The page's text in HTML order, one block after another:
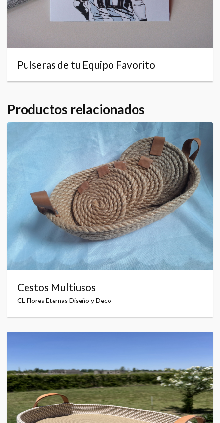
Pulseras de tu Equipo Favorito
Productos relacionados
Cestos Multiusos
CL Flores Eternas Diseño y Deco